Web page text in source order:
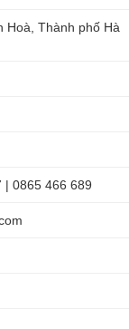
Hoà, Thành phố Hà
| 0865 466 689